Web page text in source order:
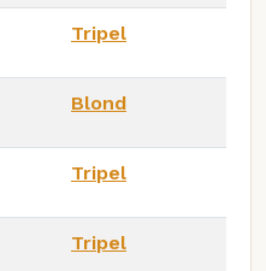
Tripel
Blond
Tripel
Tripel